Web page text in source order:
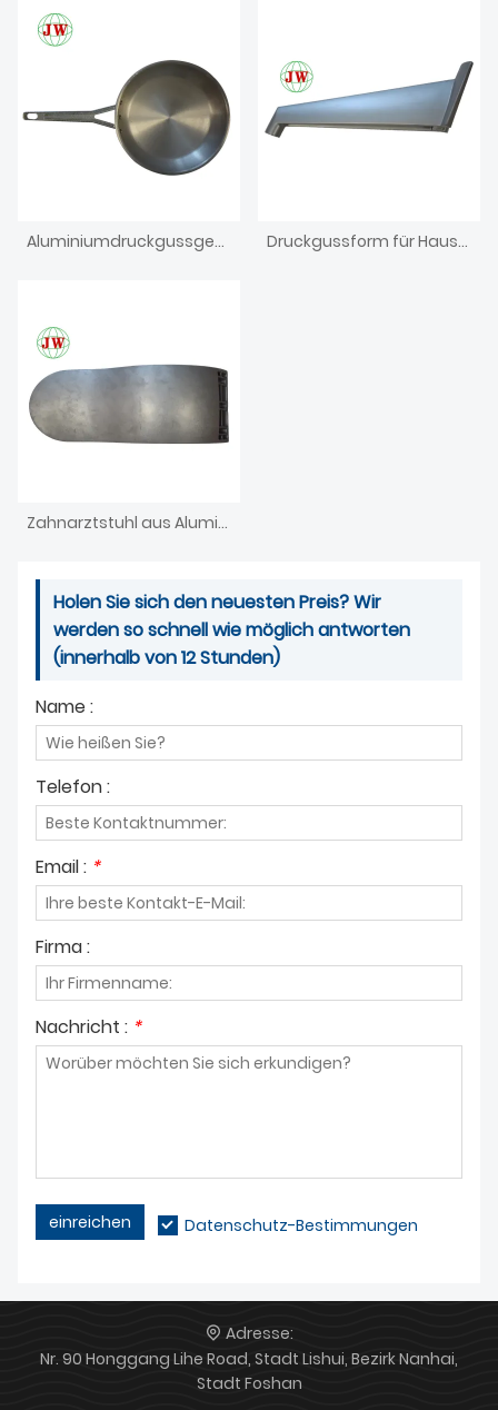
Aluminiumdruckgussgehäuse für Elektronik-Eisenbox Druckgussform für Haushaltsgeräte
Zahnarztstuhl aus Aluminiumdruckguss
Holen Sie sich den neuesten Preis? Wir
werden so schnell wie möglich antworten
(innerhalb von 12 Stunden)
Name :
Telefon :
Email : *
Firma :
Nachricht : *
einreichen Datenschutz-Bestimmungen
Adresse:
Nr. 90 Honggang Lihe Road, Stadt Lishui, Bezirk Nanhai,
Stadt Foshan